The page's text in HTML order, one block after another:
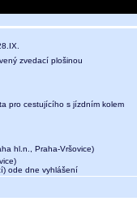
zvedací plošinou
pro cestujícího s jízdním kolem
hl.n., Praha-Vršovice)
ode dne vyhlášení